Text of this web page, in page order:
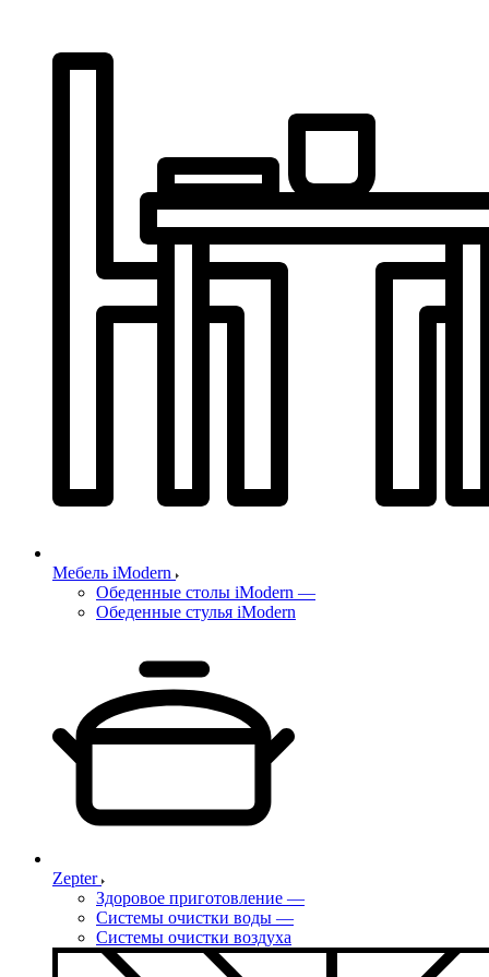
Мебель iModern
Обеденные столы iModern —
Обеденные стулья iModern
Zepter
Здоровое приготовление —
Системы очистки воды —
Системы очистки воздуха